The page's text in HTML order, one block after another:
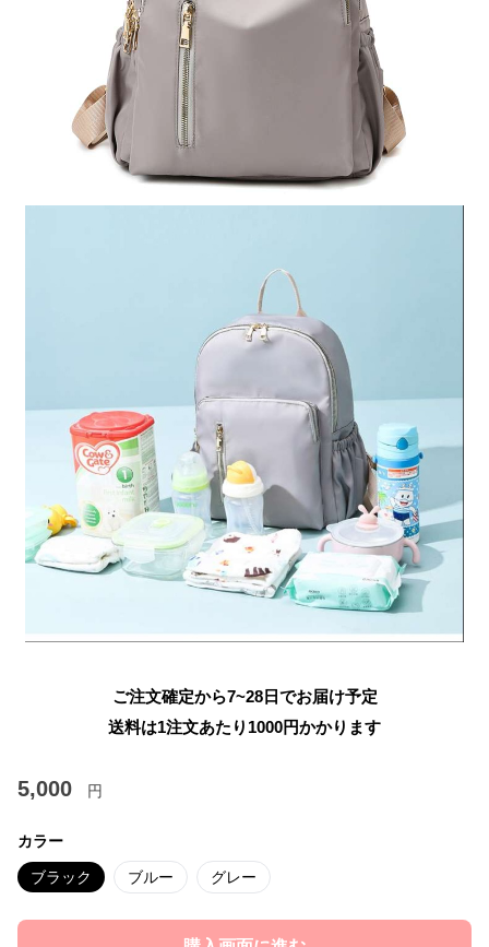
ご注文確定から7~28日でお届け予定
送料は1注文あたり 1000円かかります
5,000 円
カラー
ブラック ブルー グレー